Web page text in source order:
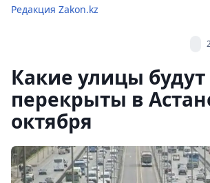
Редакция Zakon.kz
Какие улицы будут
перекрыты в
октября